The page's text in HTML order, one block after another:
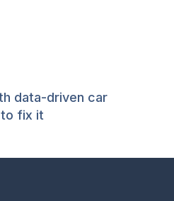
data-driven car
to fix it